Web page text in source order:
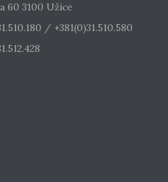
60 3100 Užice
/ +381(0)31.510.580